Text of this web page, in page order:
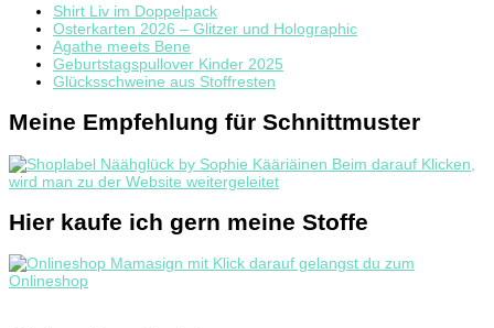
Shirt Liv im Doppelpack
Osterkarten 2026 – Glitzer und Holographic
Agathe meets Bene
Geburtstagspullover Kinder 2025
Glücksschweine aus Stoffresten
Meine Empfehlung für Schnittmuster
Hier kaufe ich gern meine Stoffe